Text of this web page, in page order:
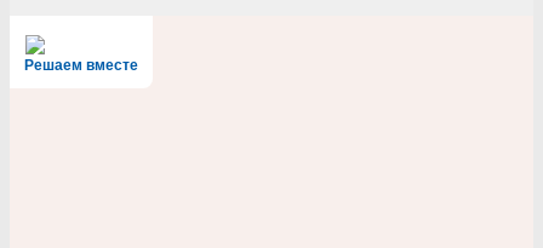
Решаем вместе